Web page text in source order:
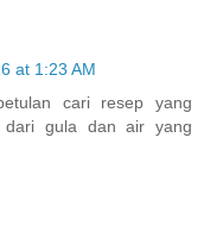
at 1:23 AM
cari resep yang
dari gula dan air yang